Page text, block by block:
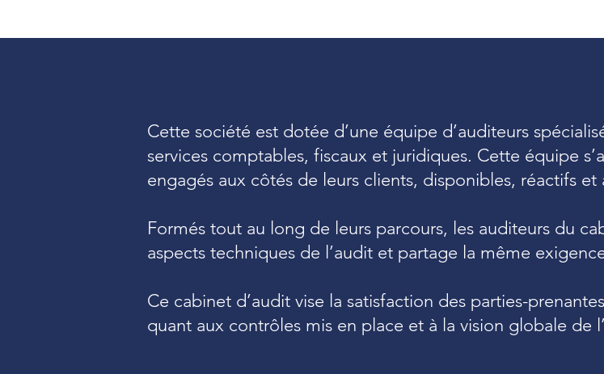
Cette société est dotée d’une équipe d’auditeurs
services comptables, fiscaux et juridiques. Cette équipe
engagés aux côtés de leurs clients, disponibles, réactifs et
Formés tout au long de leurs parcours, les auditeurs du
aspects techniques de l’audit et partage la même
Ce cabinet d’audit vise la satisfaction des parties-
quant aux contrôles mis en place et à la vision globale de